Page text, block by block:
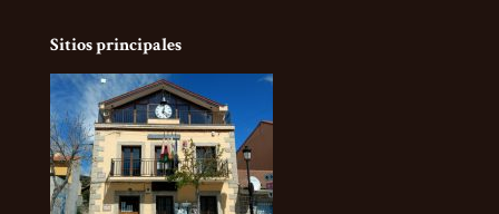
Sitios principales